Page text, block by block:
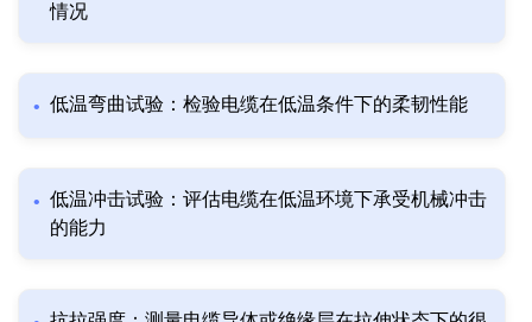
情况
低温弯曲试验：检验电缆在低温条件下的柔韧性能
低温冲击试验：评估电缆在低温环境下承受机械冲击
的能力